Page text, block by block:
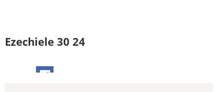
Ezechiele 30 24